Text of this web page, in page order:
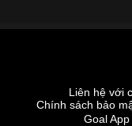
Liên hệ với
Chính sách bảo
Goal App